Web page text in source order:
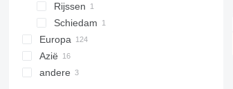
Rijssen
Schiedam
Europa
Polen
Azië
China
andere